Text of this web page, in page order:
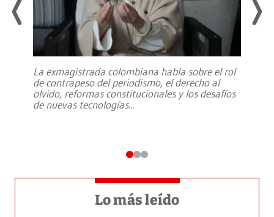
La exmagistrada colombiana habla sobre el rol
de contrapeso del periodismo, el derecho al
olvido, reformas constitucionales y los desafíos
de nuevas tecnologías...
Lo más leído